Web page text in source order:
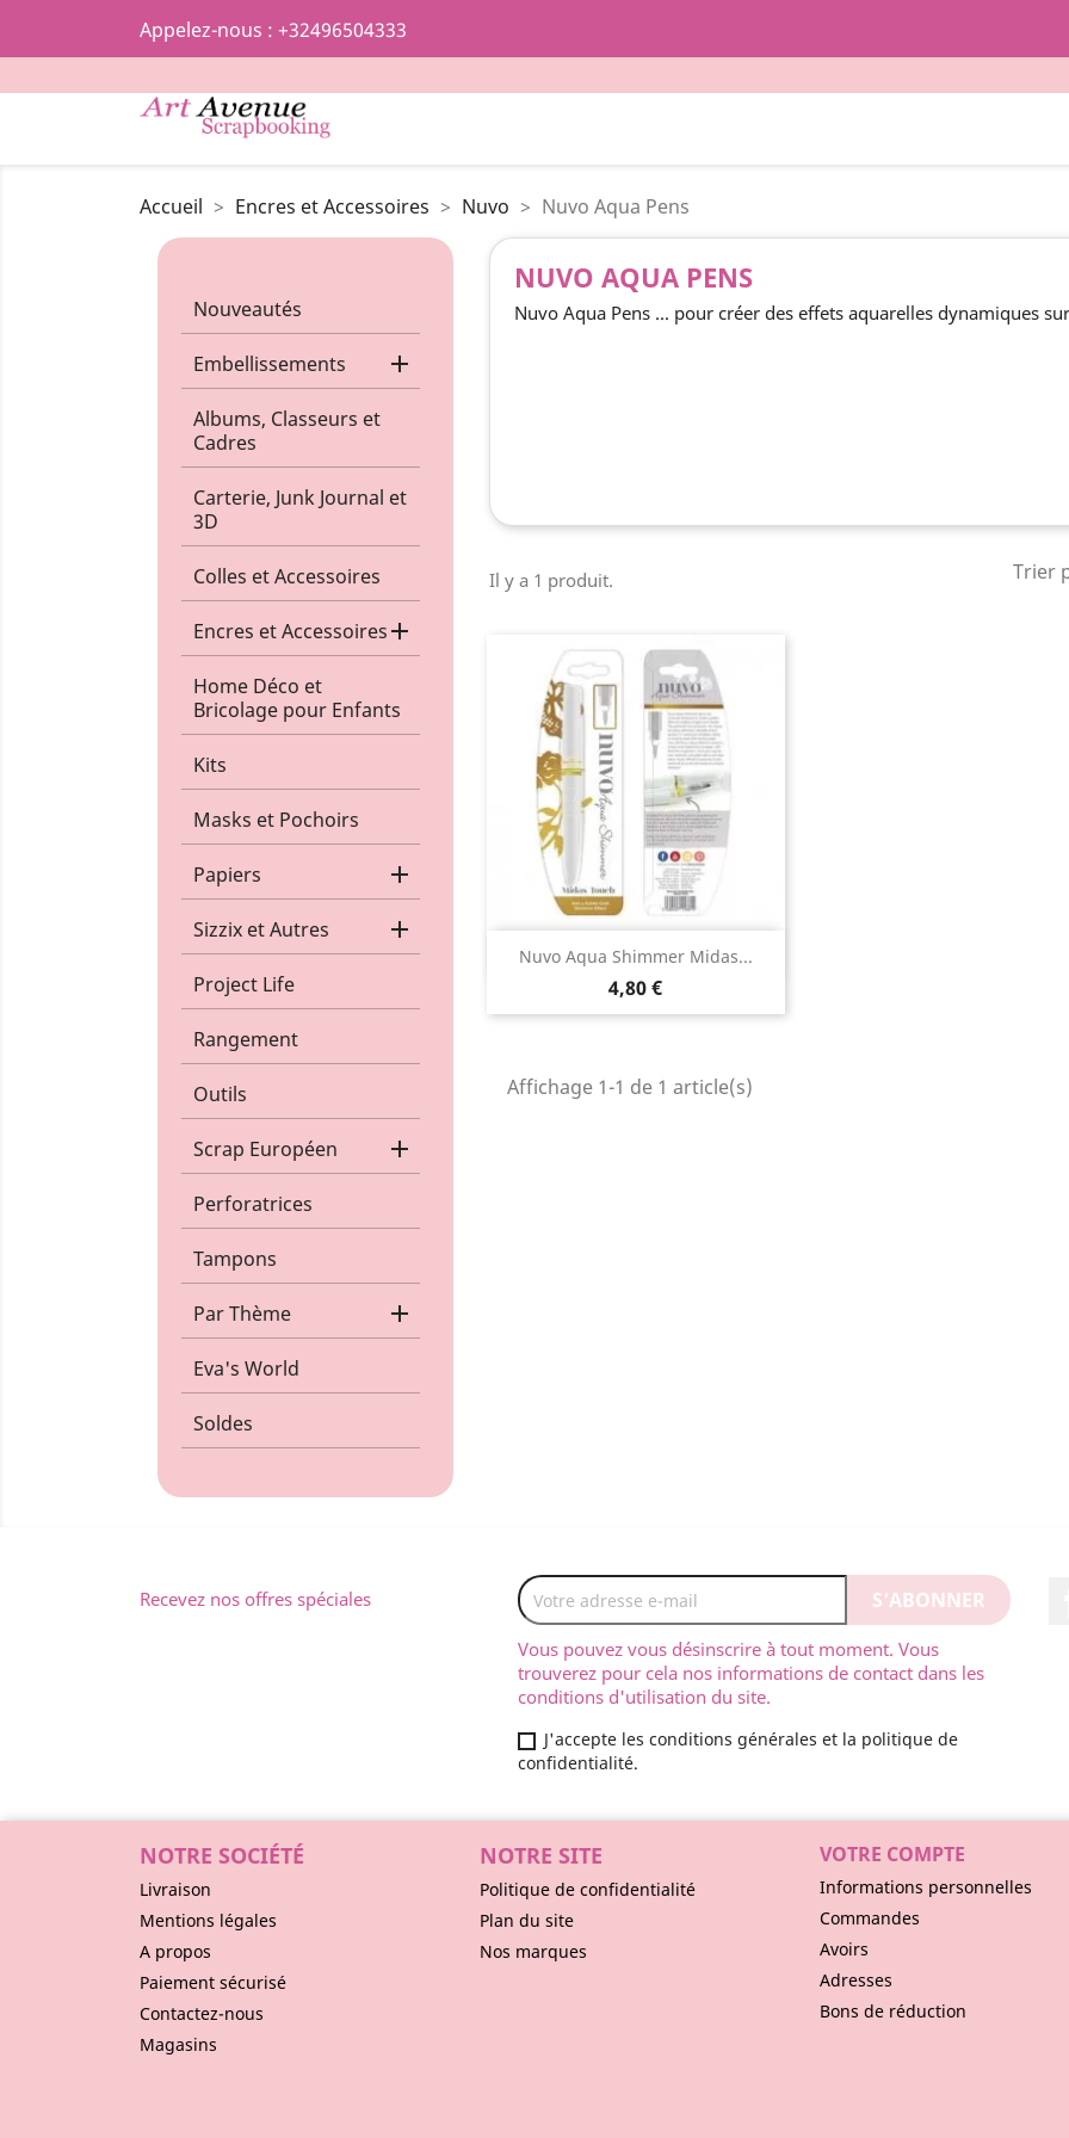
Appelez-nous : +32496504333
Accueil Encres et Accessoires Nuvo Nuvo Aqua Pens
Nouveautés
Embellissements 
Albums, Classeurs et
Cadres
Carterie, Junk Journal et
3D
Colles et Accessoires
Encres et Accessoires
Home Déco et
Bricolage pour Enfants
Kits
Masks et Pochoirs
Papiers 
Sizzix et Autres 
Project Life
Rangement
Outils
Scrap Européen 
Perforatrices
Tampons
Par Thème 
Eva's World
Soldes
NUVO AQUA PENS
Nuvo Aqua Pens ... pour créer des effets aquarelles dynamiques
Il y a 1 produit.
Trier
Nuvo Aqua Shimmer Midas...
4,80 €
Aperçu rapide
Affichage 1-1 de 1 article(s)
Recevez nos offres spéciales
Vous pouvez vous désinscrire à tout moment. Vous
trouverez pour cela nos informations de contact dans les
conditions d'utilisation du site.
J'accepte les conditions générales et la politique de
confidentialité.
NOTRE SOCIÉTÉ
Livraison
Mentions légales
A propos
Paiement sécurisé
Contactez-nous
Magasins
NOTRE SITE
Politique de confidentialité
Plan du site
Nos marques
VOTRE COMPTE
Informations personnelles
Commandes
Avoirs
Adresses
Bons de réduction